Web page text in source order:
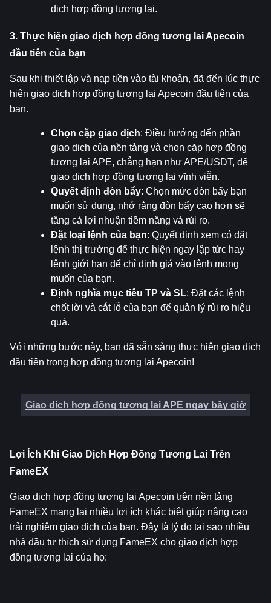
dịch hợp đồng tương lai.
3. Thực hiện giao dịch hợp đồng tương lai Apecoin
đầu tiên của bạn
Sau khi thiết lập và nạp tiền vào tài khoản, đã đến lúc thực
hiện giao dịch hợp đồng tương lai Apecoin đầu tiên của
bạn.
Chọn cặp giao dịch: Điều hướng đến phần
giao dịch của nền tảng và chọn cặp hợp đồng
tương lai APE, chẳng hạn như APE/USDT, để
giao dịch hợp đồng tương lai vĩnh viễn.
Quyết định đòn bẩy: Chọn mức đòn bẩy bạn
muốn sử dụng, nhớ rằng đòn bẩy cao hơn sẽ
tăng cả lợi nhuận tiềm năng và rủi ro.
Đặt loại lệnh của bạn: Quyết định xem có đặt
lệnh thị trường để thực hiện ngay lập tức hay
lệnh giới hạn để chỉ định giá vào lệnh mong
muốn của bạn.
Định nghĩa mục tiêu TP và SL: Đặt các lệnh
chốt lời và cắt lỗ của bạn để quản lý rủi ro hiệu
quả.
Với những bước này, bạn đã sẵn sàng thực hiện giao dịch
đầu tiên trong hợp đồng tương lai Apecoin!
Giao dịch hợp đồng tương lai APE ngay bây giờ
Lợi Ích Khi Giao Dịch Hợp Đồng Tương Lai Trên
FameEX
Giao dịch hợp đồng tương lai Apecoin trên nền tảng
FameEX mang lại nhiều lợi ích khác biệt giúp nâng cao
trải nghiệm giao dịch của bạn. Đây là lý do tại sao nhiều
nhà đầu tư thích sử dụng FameEX cho giao dịch hợp
đồng tương lai của họ: